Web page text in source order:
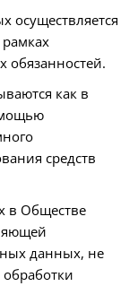
осуществляется
обязанностей.
как в
средств
в Обществе
данных, не